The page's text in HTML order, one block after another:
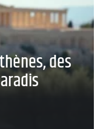
des